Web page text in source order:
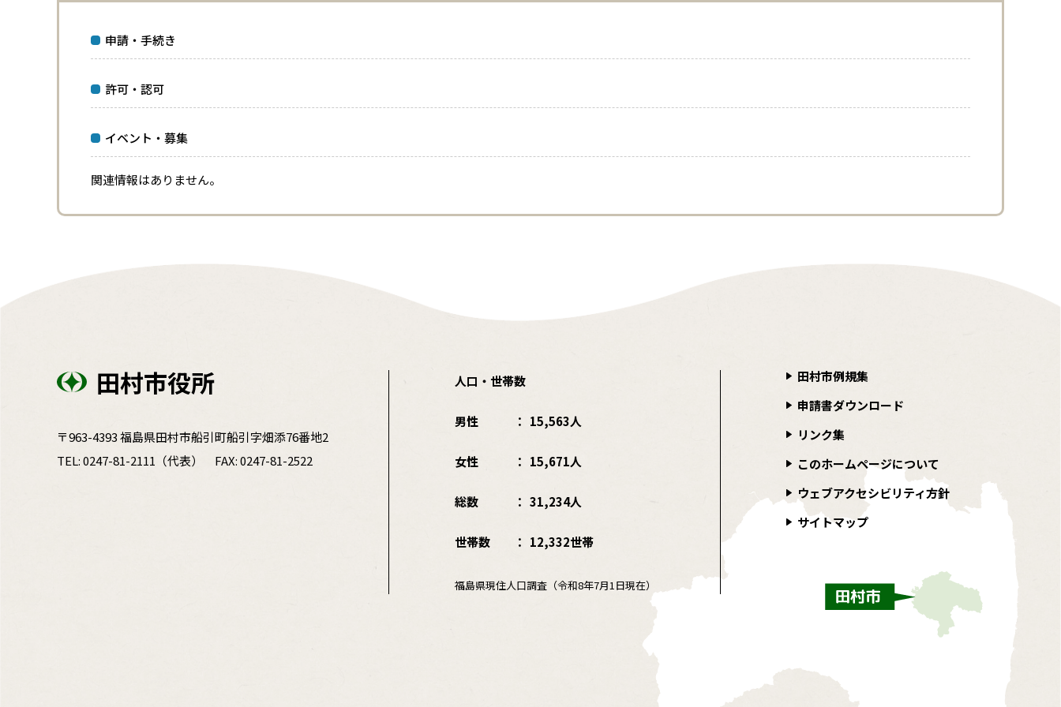
申請・手続き
許可・認可
イベント・募集
関連情報はありません。
田村市役所
〒963-4393 福島県田村市船引町船引字畑添76番地2
TEL:0247-81-2111 （代表） FAX: 0247-81-2522
人口・世帯数
男性 15,563人
女性 15,671人
総数 31,234人
世帯数 12,332世帯
福島県現住人口調査（令和8年7月1日現在）
田村市例規集
申請書ダウンロード
リンク集
このホームページについて
ウェブアクセシビリティ方針
サイトマップ